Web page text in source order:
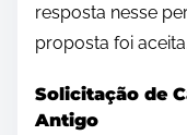
resposta nesse
proposta foi aceita.
Solicitação de
Antigo